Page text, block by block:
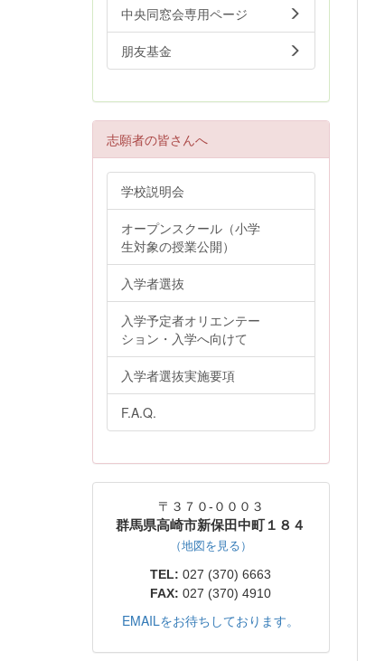
中央同窓会専用ページ
朋友基金
志願者の皆さんへ
学校説明会
オープンスクール（小学
生対象の授業公開）
入学者選抜
入学予定者オリエンテー
ション・入学へ向けて
入学者選抜実施要項
F.A.Q.
〒３７０-０００３
群馬県高崎市新保田中町１８４
（地図を見る）
TEL: 027 (370) 6663
FAX: 027 (370) 4910
EMAILをお待ちしております。